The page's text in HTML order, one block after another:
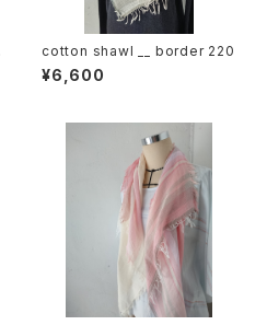
cotton shawl __ border 220
¥6,600